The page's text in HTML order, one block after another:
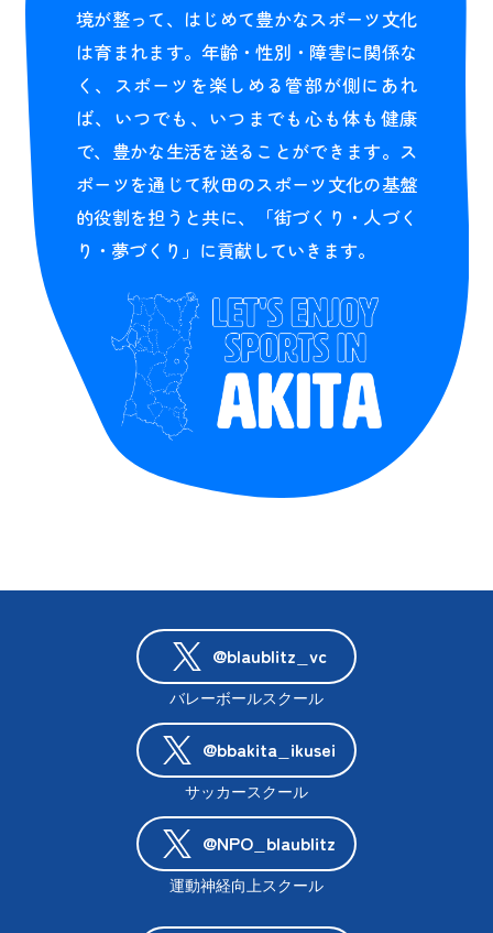
境が整って、はじめて豊かなスポーツ文化
は育まれます。年齢・性別・障害に関係な
く、スポーツを楽しめる管部が側にあれ
ば、いつでも、いつまでも心も体も健康
で、豊かな生活を送ることができます。ス
ポーツを通じて秋田のスポーツ文化の基盤
的役割を担うと共に、「街づくり・人づく
り・夢づくり」に貢献していきます。
@blaublitz_vc
バレーボールスクール
@bbakita_ikusei
サッカースクール
@NPO_blaublitz
運動神経向上スクール